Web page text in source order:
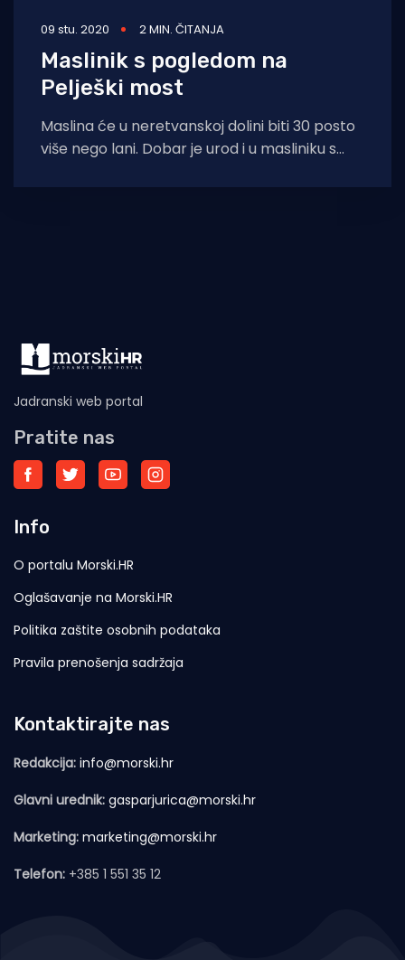
09 stu. 2020 2 MIN. ČITANJA
Maslinik s pogledom na
Pelješki most
Maslina će u neretvanskoj dolini biti 30 posto
više nego lani. Dobar je urod i u masliniku s
Jadranski web portal
Pratite nas
Info
O portalu Morski.HR
Oglašavanje na Morski.HR
Politika zaštite osobnih podataka
Pravila prenošenja sadržaja
Kontaktirajte nas
Redakcija: info@morski.hr
Glavni urednik: gasparjurica@morski.hr
Marketing: marketing@morski.hr
Telefon: +385 1 551 35 12